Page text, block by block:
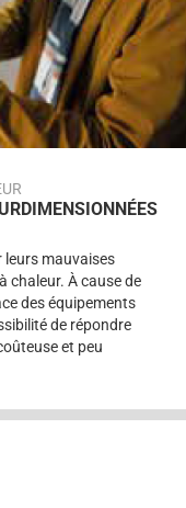
mauvaises
chaleur. À cause de
des équipements
de répondre
et peu